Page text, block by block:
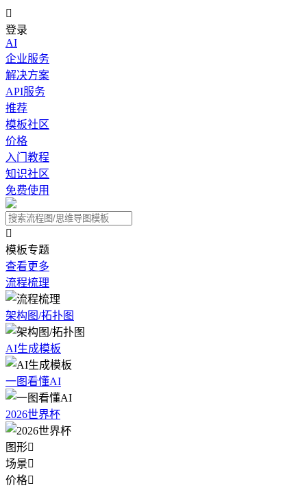

登录
AI
企业服务
解决方案
API服务
推荐
模板社区
价格
入门教程
知识社区
免费使用

模板专题
查看更多
流程梳理
架构图/拓扑图
AI生成模板
一图看懂AI
2026世界杯
图形
场景
价格